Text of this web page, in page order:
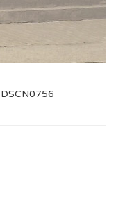
DSCN0756